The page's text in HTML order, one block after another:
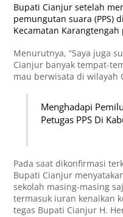
Bupati Cianjur setelah
pemungutan suara (PPS)
Kecamatan
Menurutnya, “Saya juga
Cianjur banyak tempat-
mau berwisata di wilayah
Menghadapi
Petugas PPS Di
Pada saat dikonfirmasi
Bupati Cianjur
sekolah masing-masing
termasuk iuran kenaikan
tegas Bupati Cianjur H.